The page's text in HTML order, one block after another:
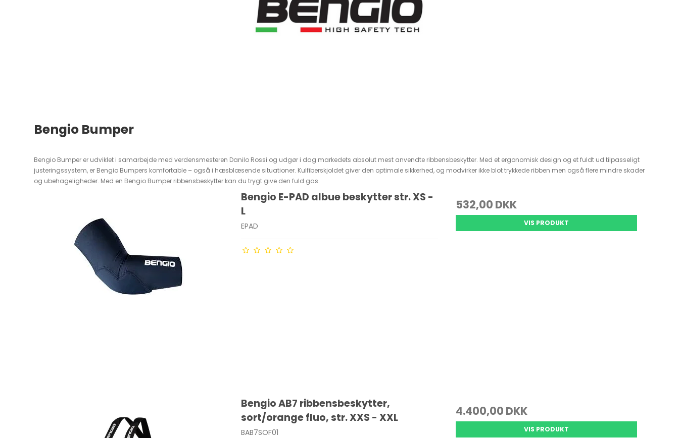
Bengio Bumper
Bengio Bumper er udviklet i samarbejde med verdensmesteren Danilo Rossi og udgør i dag markedets absolut mest anvendte ribbensbeskytter. Med et ergonomisk design og et fuldt ud tilpasseligt
justeringssystem, er Bengio Bumpers komfortable – også i hæsblæsende situationer. Kulfiberskjoldet giver den optimale sikkerhed, og modvirker ikke blot trykkede ribben men også flere mindre skader
og ubehageligheder. Med en Bengio Bumper ribbensbeskytter kan du trygt give den fuld gas.
Bengio E-PAD albue beskytter str. XS -
L
EPAD
532,00 DKK
VIS PRODUKT
Bengio AB7 ribbensbeskytter,
sort/orange fluo, str. XXS - XXL
BAB7SOF01
4.400,00 DKK
VIS PRODUKT